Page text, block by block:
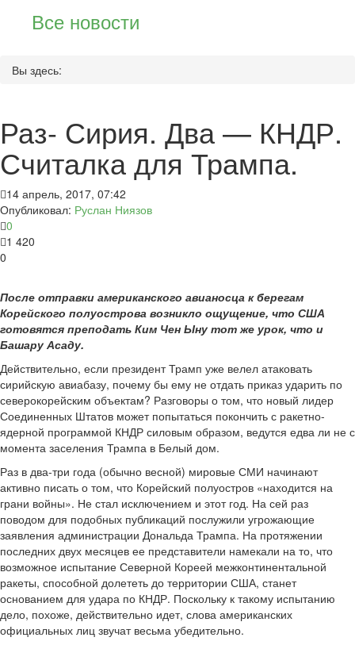
Все новости
Вы здесь:
Раз- Сирия. Два — КНДР.
Считалка для Трампа.
14 апрель, 2017, 07:42
Опубликовал: Руслан Ниязов
0
1 420
0
После отправки американского авианосца к берегам
Корейского полуострова возникло ощущение, что США
готовятся преподать Ким Чен Ыну тот же урок, что и
Башару Асаду.
Действительно, если президент Трамп уже велел атаковать
сирийскую авиабазу, почему бы ему не отдать приказ ударить по
северокорейским объектам? Разговоры о том, что новый лидер
Соединенных Штатов может попытаться покончить с ракетно-
ядерной программой КНДР силовым образом, ведутся едва ли не с
момента заселения Трампа в Белый дом.
Раз в два-три года (обычно весной) мировые СМИ начинают
активно писать о том, что Корейский полуостров «находится на
грани войны». Не стал исключением и этот год. На сей раз
поводом для подобных публикаций послужили угрожающие
заявления администрации Дональда Трампа. На протяжении
последних двух месяцев ее представители намекали на то, что
возможное испытание Северной Кореей межконтинентальной
ракеты, способной долететь до территории США, станет
основанием для удара по КНДР. Поскольку к такому испытанию
дело, похоже, действительно идет, слова американских
официальных лиц звучат весьма убедительно.